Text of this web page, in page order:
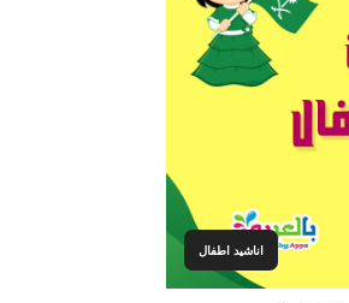
اناشيد اطفال